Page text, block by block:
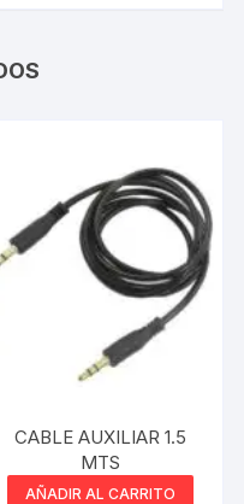
CABLE AUXILIAR 1.5
MTS
AÑADIR AL CARRITO